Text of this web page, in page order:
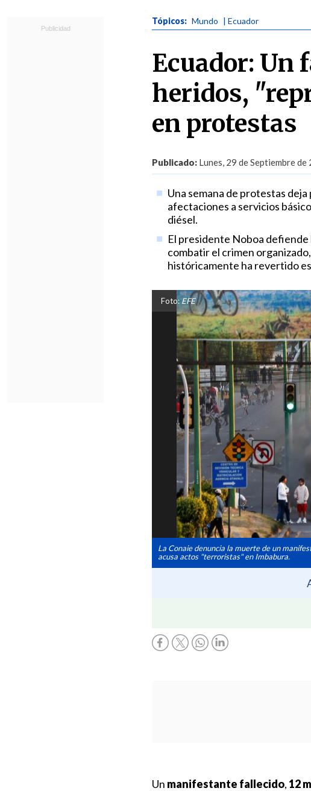
Tópicos: Mundo | Ecuador
Ecuador: Un
heridos,
en protestas
Publicado: Lunes, 29 de Septiembre
Una semana de protestas
afectaciones a servicios
diésel.
El presidente Noboa
combatir el crimen
históricamente ha revertido
Foto:EFE
La Conaie denuncia la muerte de un
acusa actos "terroristas" en Imbabura.
Un manifestante fallecido, 12